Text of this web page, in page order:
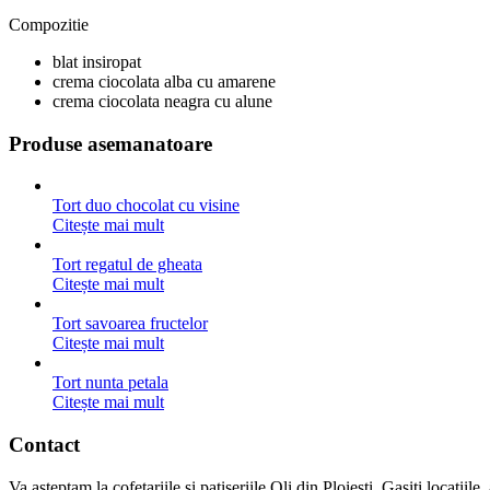
Compozitie
blat insiropat
crema ciocolata alba cu amarene
crema ciocolata neagra cu alune
Produse asemanatoare
Tort duo chocolat cu visine
Citește mai mult
Tort regatul de gheata
Citește mai mult
Tort savoarea fructelor
Citește mai mult
Tort nunta petala
Citește mai mult
Contact